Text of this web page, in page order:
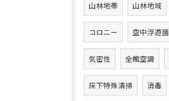
山林地帯 山林地域
コロニー 空中浮遊菌
気密性 全館空調
床下特殊清掃 消毒